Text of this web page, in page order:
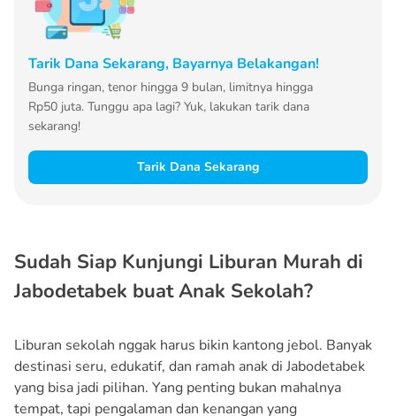
Tarik Dana Sekarang, Bayarnya Belakangan!
Bunga ringan, tenor hingga 9 bulan, limitnya hingga
Rp50 juta. Tunggu apa lagi? Yuk, lakukan tarik dana
sekarang!
Tarik Dana Sekarang
Sudah Siap Kunjungi Liburan Murah di
Jabodetabek buat Anak Sekolah?
Liburan sekolah nggak harus bikin kantong jebol. Banyak
destinasi seru, edukatif, dan ramah anak di Jabodetabek
yang bisa jadi pilihan. Yang penting bukan mahalnya
tempat, tapi pengalaman dan kenangan yang